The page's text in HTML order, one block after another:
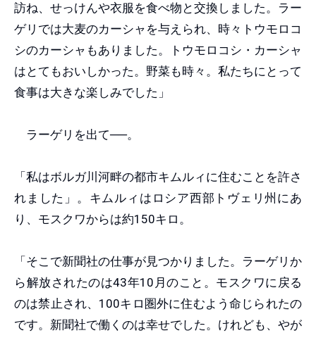
訪ね、せっけんや衣服を食べ物と交換しました。ラー
ゲリでは大麦のカーシャを与えられ、時々トウモロコ
シのカーシャもありました。トウモロコシ・カーシャ
はとてもおいしかった。野菜も時々。私たちにとって
食事は大きな楽しみでした」
ラーゲリを出て──。
「私はボルガ川河畔の都市キムルィに住むことを許さ
れました」。キムルィはロシア西部トヴェリ州にあ
り、モスクワからは約150キロ。
「そこで新聞社の仕事が見つかりました。ラーゲリか
ら解放されたのは43年10月のこと。モスクワに戻る
のは禁止され、100キロ圏外に住むよう命じられたの
です。新聞社で働くのは幸せでした。けれども、やが